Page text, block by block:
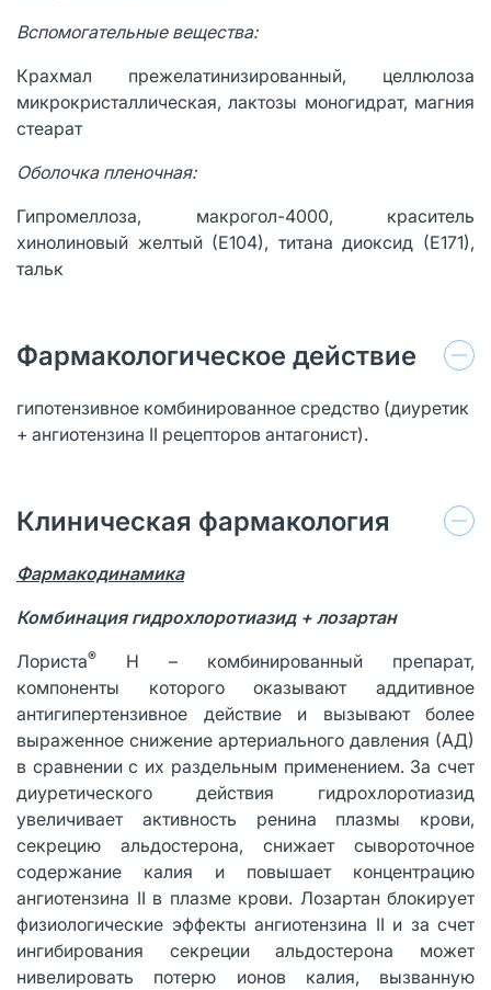
Вспомогательные вещества:
Крахмал прежелатинизированный, целлюлоза
микрокристаллическая, лактозы моногидрат, магния
стеарат
Оболочка пленочная:
Гипромеллоза, макрогол-4000, краситель
хинолиновый желтый (Е104), титана диоксид (Е171),
тальк
Фармакологическое действие
гипотензивное комбинированное средство (диуретик
+ ангиотензина II рецепторов антагонист).
Клиническая фармакология
Фармакодинамика
Комбинация гидрохлоротиазид + лозартан
Лориста®
Н – комбинированный препарат,
компоненты которого оказывают аддитивное
антигипертензивное действие и вызывают более
выраженное снижение артериального давления (АД)
в сравнении с их раздельным применением. За счет
диуретического действия гидрохлоротиазид
увеличивает активность ренина плазмы крови,
секрецию альдостерона, снижает сывороточное
содержание калия и повышает концентрацию
ангиотензина II в плазме крови. Лозартан блокирует
физиологические эффекты ангиотензина II и за счет
ингибирования секреции альдостерона может
нивелировать потерю ионов калия, вызванную